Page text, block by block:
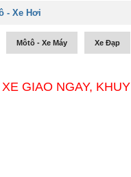
- Xe Hơi
Môtô - Xe Máy Xe Đạp
GIAO NGAY,